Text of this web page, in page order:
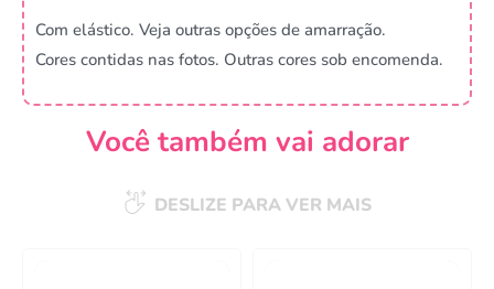
Com elástico. Veja outras opções de amarração.
Cores contidas nas fotos. Outras cores sob encomenda.
Você também vai adorar
DESLIZE PARA VER MAIS